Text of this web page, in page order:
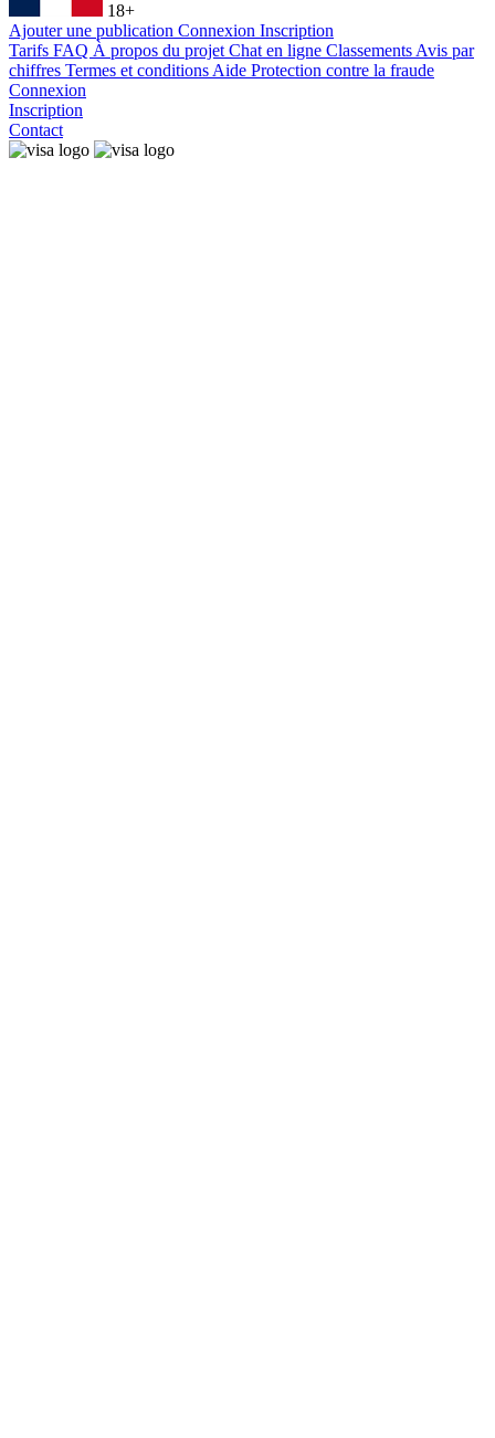
18+
Ajouter une publication Connexion Inscription
Tarifs FAQ À propos du projet Chat en ligne Classements Avis par
chiffres Termes et conditions Aide Protection contre la fraude
Connexion
Inscription
Contact